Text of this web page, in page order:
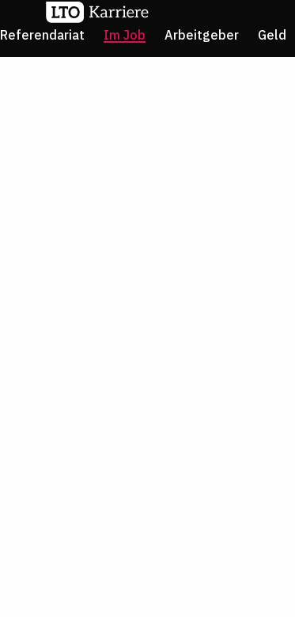
Referendariat Im Job Arbeitgeber Geld